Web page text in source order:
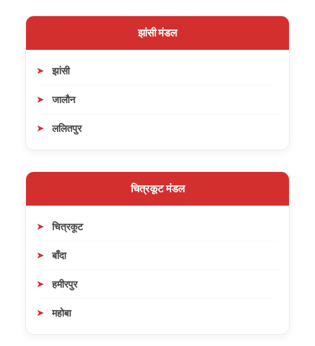
झांसी मंडल
झांसी
जालौन
ललितपुर
चित्रकूट मंडल
चित्रकूट
बाँदा
हमीरपुर
महोबा